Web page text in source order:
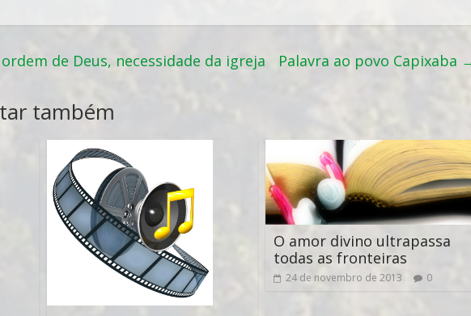
de Deus, necessidade da igreja Palavra ao povo Capixaba
também
O amor divino ultrapassa
todas as fronteiras
24 de novembro de 2013 0